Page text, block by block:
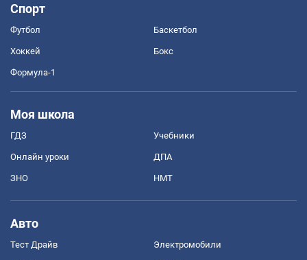
Спорт
Футбол Баскетбол
Хоккей Бокс
Формула-1
Моя школа
ГДЗ Учебники
Онлайн уроки ДПА
ЗНО НМТ
Авто
Тест Драйв Электромобили